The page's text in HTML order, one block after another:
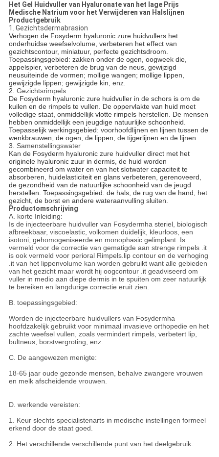
Het Gel Huidvuller van Hyaluronate van het lage Prijs
Medische Natrium voor het Verwijderen van Halslijnen
Productgebruik
1. Gezichtsdermabrasion
Verhogen de Fosyderm hyaluronic zure huidvullers het
onderhuidse weefselvolume, verbeteren het effect van
gezichtscontour, miniatuur, perfecte gezichtsdroom.
Toepassingsgebied: zakken onder de ogen, oogweek die,
appelspier, verbeteren de brug van de neus, gewijzigd
neusuiteinde de vormen; mollige wangen; mollige lippen,
gewijzigde lippen; gewijzigde kin, enz.
2. Gezichtsrimpels
De Fosyderm hyaluronic zure huidvuller in de schors is om de
kuilen en de rimpels te vullen. De oppervlakte van huid moet
volledige staat, onmiddellijk vlotte rimpels herstellen. De mensen
hebben onmiddellijk een jeugdige natuurlijke schoonheid.
Toepasselijk werkingsgebied: voorhoofdlijnen en lijnen tussen de
wenkbrauwen, de ogen, de lippen, de tijgerlijnen en de lijnen.
3. Samenstellingswater
Kan de Fosyderm hyaluronic zure huidvuller direct met het
originele hyaluronic zuur in dermis, de huid worden
gecombineerd om water en van het slotwater capaciteit te
absorberen, huidelasticiteit en glans verbeteren, gerenoveerd,
de gezondheid van de natuurlijke schoonheid van de jeugd
herstellen. Toepassingsgebied: de hals, de rug van de hand, het
gezicht, de borst en andere wateraanvulling sluiten.
Productomschrijving
A. korte Inleiding:
Is de injecteerbare huidvuller van Fosydermha steriel, biologisch
afbreekbaar, viscoelastic, volkomen duidelijk, kleurloos, een
isotoni, gehomogeniseerde en monophasic gelimplant. Is
vermeld voor de correctie van gematigde aan strenge rimpels .it
is ook vermeld voor perioral Rimpels.lip contour en de verhoging
.it van het lippenvolume kan worden gebruikt want alle gebieden
van het gezicht maar wordt hij oogcontour .it geadviseerd om
vuller in medio aan diepe dermis in te spuiten om zeer natuurlijk
te bereiken en langdurige correctie eruit zien.
B. toepassingsgebied:
Worden de injecteerbare huidvullers van Fosydermha
hoofdzakelijk gebruikt voor minimaal invasieve orthopedie en het
zachte weefsel vullen, zoals vermindert rimpels, verbetert lip,
bultneus, borstvergroting, enz.
C. De aangewezen menigte:
18-65 jaar oude gezonde mensen, behalve zwangere vrouwen
en melk afscheidende vrouwen.
D. werkende vereisten:
1. Keur slechts specialistenarts in medische instellingen formeel
erkend door de staat goed.
2. Het verschillende verschillende punt van het deelgebruik.